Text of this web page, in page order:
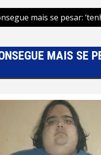
mais se pesar:
MAIS SE